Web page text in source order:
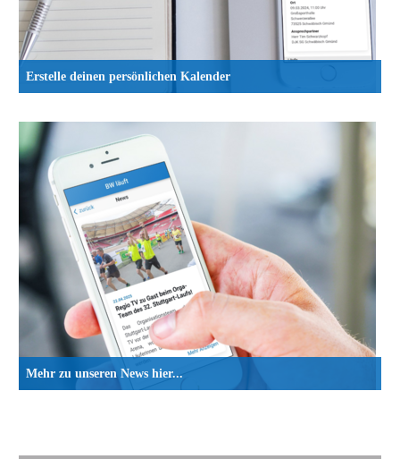
Erstelle deinen persönlichen Kalender
Mehr zu unseren News hier...